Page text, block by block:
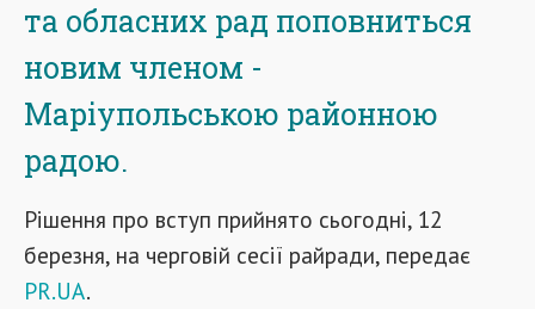
та обласних рад поповниться
новим членом -
Маріупольською районною
радою.
Рішення про вступ прийнято сьогодні, 12
березня, на черговій сесії райради, передає
PR.UA.